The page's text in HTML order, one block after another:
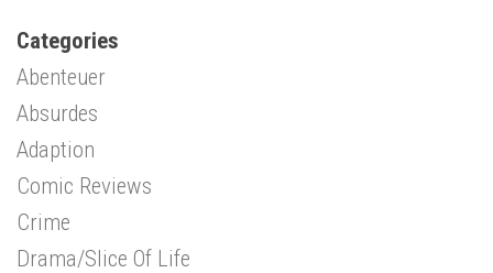
Categories
Abenteuer
Absurdes
Adaption
Comic Reviews
Crime
Drama/Slice Of Life